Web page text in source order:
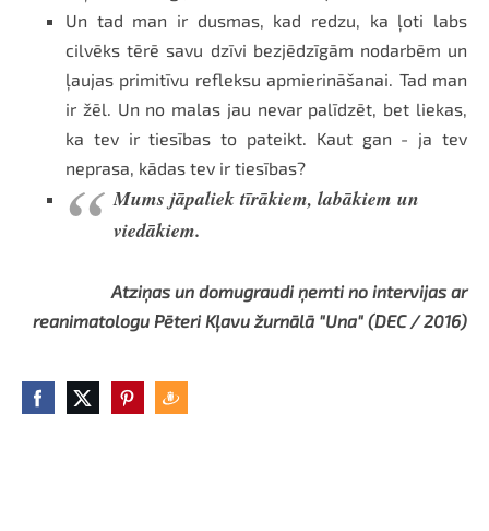
Un tad man ir dusmas, kad redzu, ka ļoti labs
cilvēks tērē savu dzīvi bezjēdzīgām nodarbēm un
ļaujas primitīvu refleksu apmierināšanai. Tad man
ir žēl. Un no malas jau nevar palīdzēt, bet liekas,
ka tev ir tiesības to pateikt. Kaut gan - ja tev
neprasa, kādas tev ir tiesības?
Mums jāpaliek tīrākiem, labākiem un
viedākiem.
Atziņas un domugraudi ņemti no intervijas ar
reanimatologu Pēteri Kļavu žurnālā "Una" (DEC / 2016)